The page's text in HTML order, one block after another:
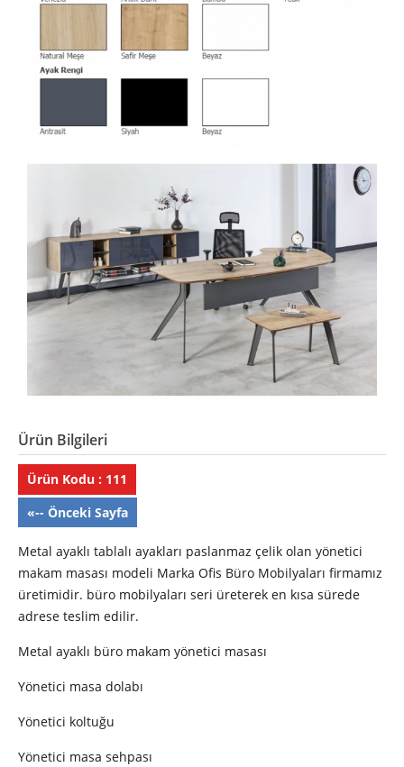
Ürün Bilgileri
Ürün Kodu : 111
«-- Önceki Sayfa
Metal ayaklı tablalı ayakları paslanmaz çelik olan yönetici
makam masası modeli Marka Ofis Büro Mobilyaları firmamız
üretimidir. büro mobilyaları seri üreterek en kısa sürede
adrese teslim edilir.
Metal ayaklı büro makam yönetici masası
Yönetici masa dolabı
Yönetici koltuğu
Yönetici masa sehpası